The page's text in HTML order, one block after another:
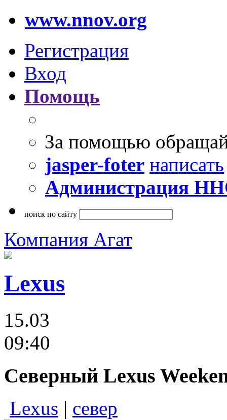
www.nnov.org
Регистрация
Вход
Помощь
За помощью
jasper-foter написать
Администрация
поиск по сайту
Компания Агат
Lexus
15.03
09:40
Северный Lexus
Lexus | север